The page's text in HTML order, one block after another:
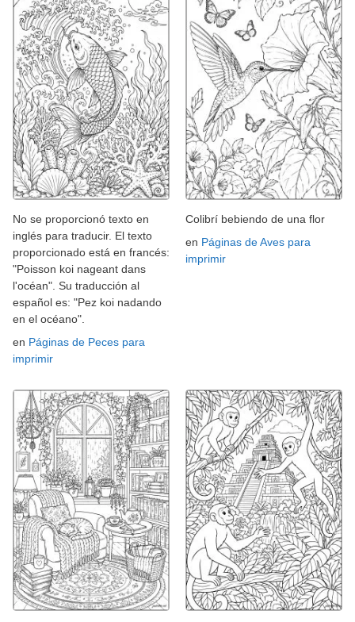
No se proporcionó texto en
inglés para traducir. El texto
proporcionado está en francés:
"Poisson koi nageant dans
l'océan". Su traducción al
español es: "Pez koi nadando
en el océano".
en Páginas de Peces para
imprimir
Colibrí bebiendo de una flor
en Páginas de Aves para
imprimir